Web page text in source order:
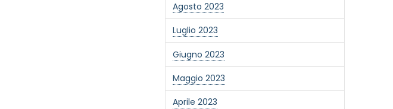
Agosto 2023
Luglio 2023
Giugno 2023
Maggio 2023
Aprile 2023
tramite l'iscrizione alla newsletter